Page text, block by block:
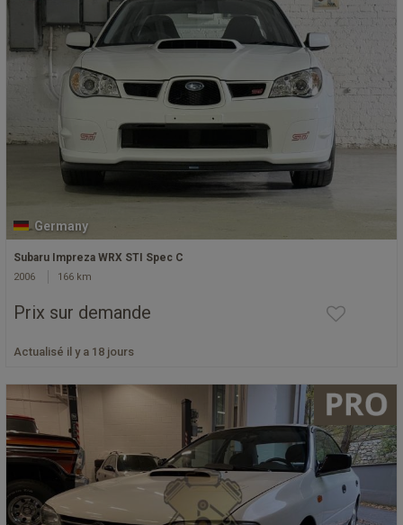
Germany
Subaru Impreza WRX STI Spec C
2006 166 km
Prix sur demande
Actualisé il y a 18 jours